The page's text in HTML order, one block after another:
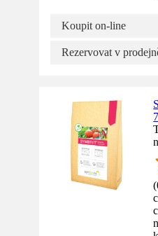
Koupit on-line
Rezervovat v
(